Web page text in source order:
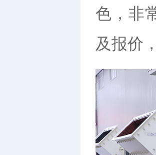
色，非
及报价